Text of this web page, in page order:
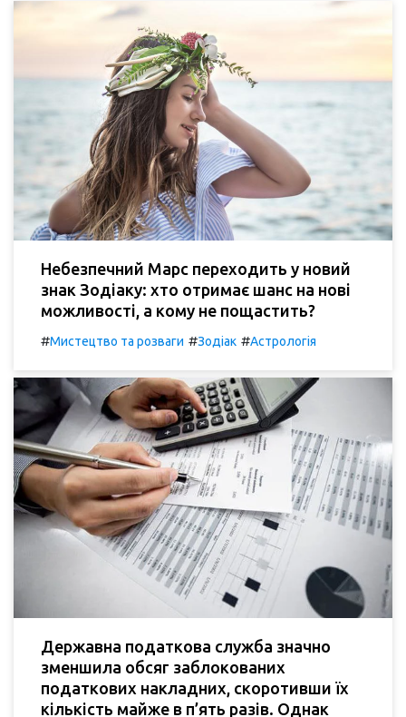
Небезпечний Марс переходить у новий
знак Зодіаку: хто отримає шанс на нові
можливості, а кому не пощастить?
#Мистецтво та розваги #Зодіак #Астрологія
Державна податкова служба значно
зменшила обсяг заблокованих
податкових накладних, скоротивши їх
кількість майже в п’ять разів. Однак